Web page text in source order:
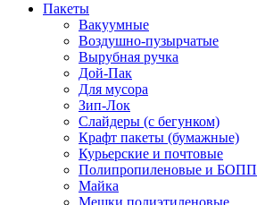
Пакеты
Вакуумные
Воздушно-пузырчатые
Вырубная ручка
Дой-Пак
Для мусора
Зип-Лок
Слайдеры (с бегунком)
Крафт пакеты (бумажные)
Курьерские и почтовые
Полипропиленовые и БОПП
Майка